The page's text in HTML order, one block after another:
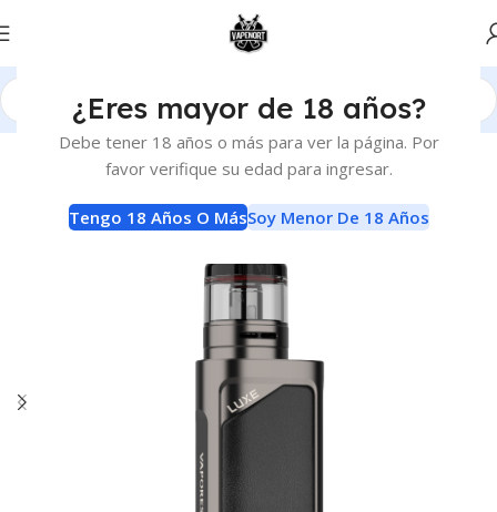
¿Eres mayor de 18 años?
Debe tener 18 años o más para ver la página. Por
favor verifique su edad para ingresar.
Tengo 18 Años O MásSoy Menor De 18 Años
Inicio Vaporizadores Kits Avanzados